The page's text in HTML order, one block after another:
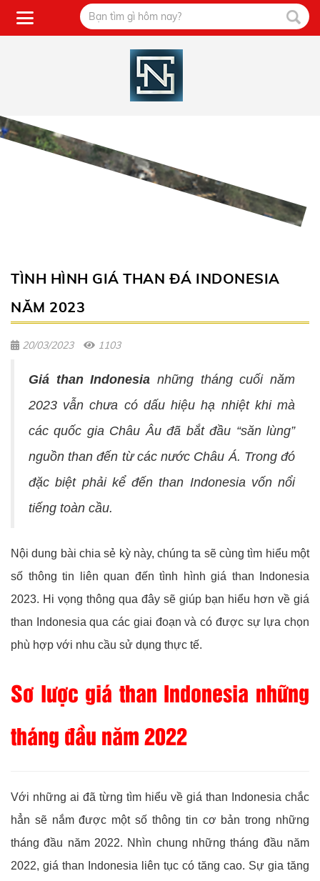
TÌNH HÌNH GIÁ THAN ĐÁ INDONESIA
NĂM 2023
20/03/2023 1103
Giá than Indonesia những tháng cuối năm
2023 vẫn chưa có dấu hiệu hạ nhiệt khi mà
các quốc gia Châu Âu đã bắt đầu “săn lùng”
nguồn than đến từ các nước Châu Á. Trong đó
đặc biệt phải kể đến than Indonesia vốn nổi
tiếng toàn cầu.
Nội dung bài chia sẻ kỳ này, chúng ta sẽ cùng tìm hiểu một
số thông tin liên quan đến tình hình giá than Indonesia
2023. Hi vọng thông qua đây sẽ giúp bạn hiểu hơn về giá
than Indonesia qua các giai đoạn và có được sự lựa chọn
phù hợp với nhu cầu sử dụng thực tế.
Sơ lược giá than Indonesia những
tháng đầu năm 2022
Với những ai đã từng tìm hiểu về giá than Indonesia chắc
hẳn sẽ nắm được một số thông tin cơ bản trong những
tháng đầu năm 2022. Nhìn chung những tháng đầu năm
2022, giá than Indonesia liên tục có tăng cao. Sự gia tăng